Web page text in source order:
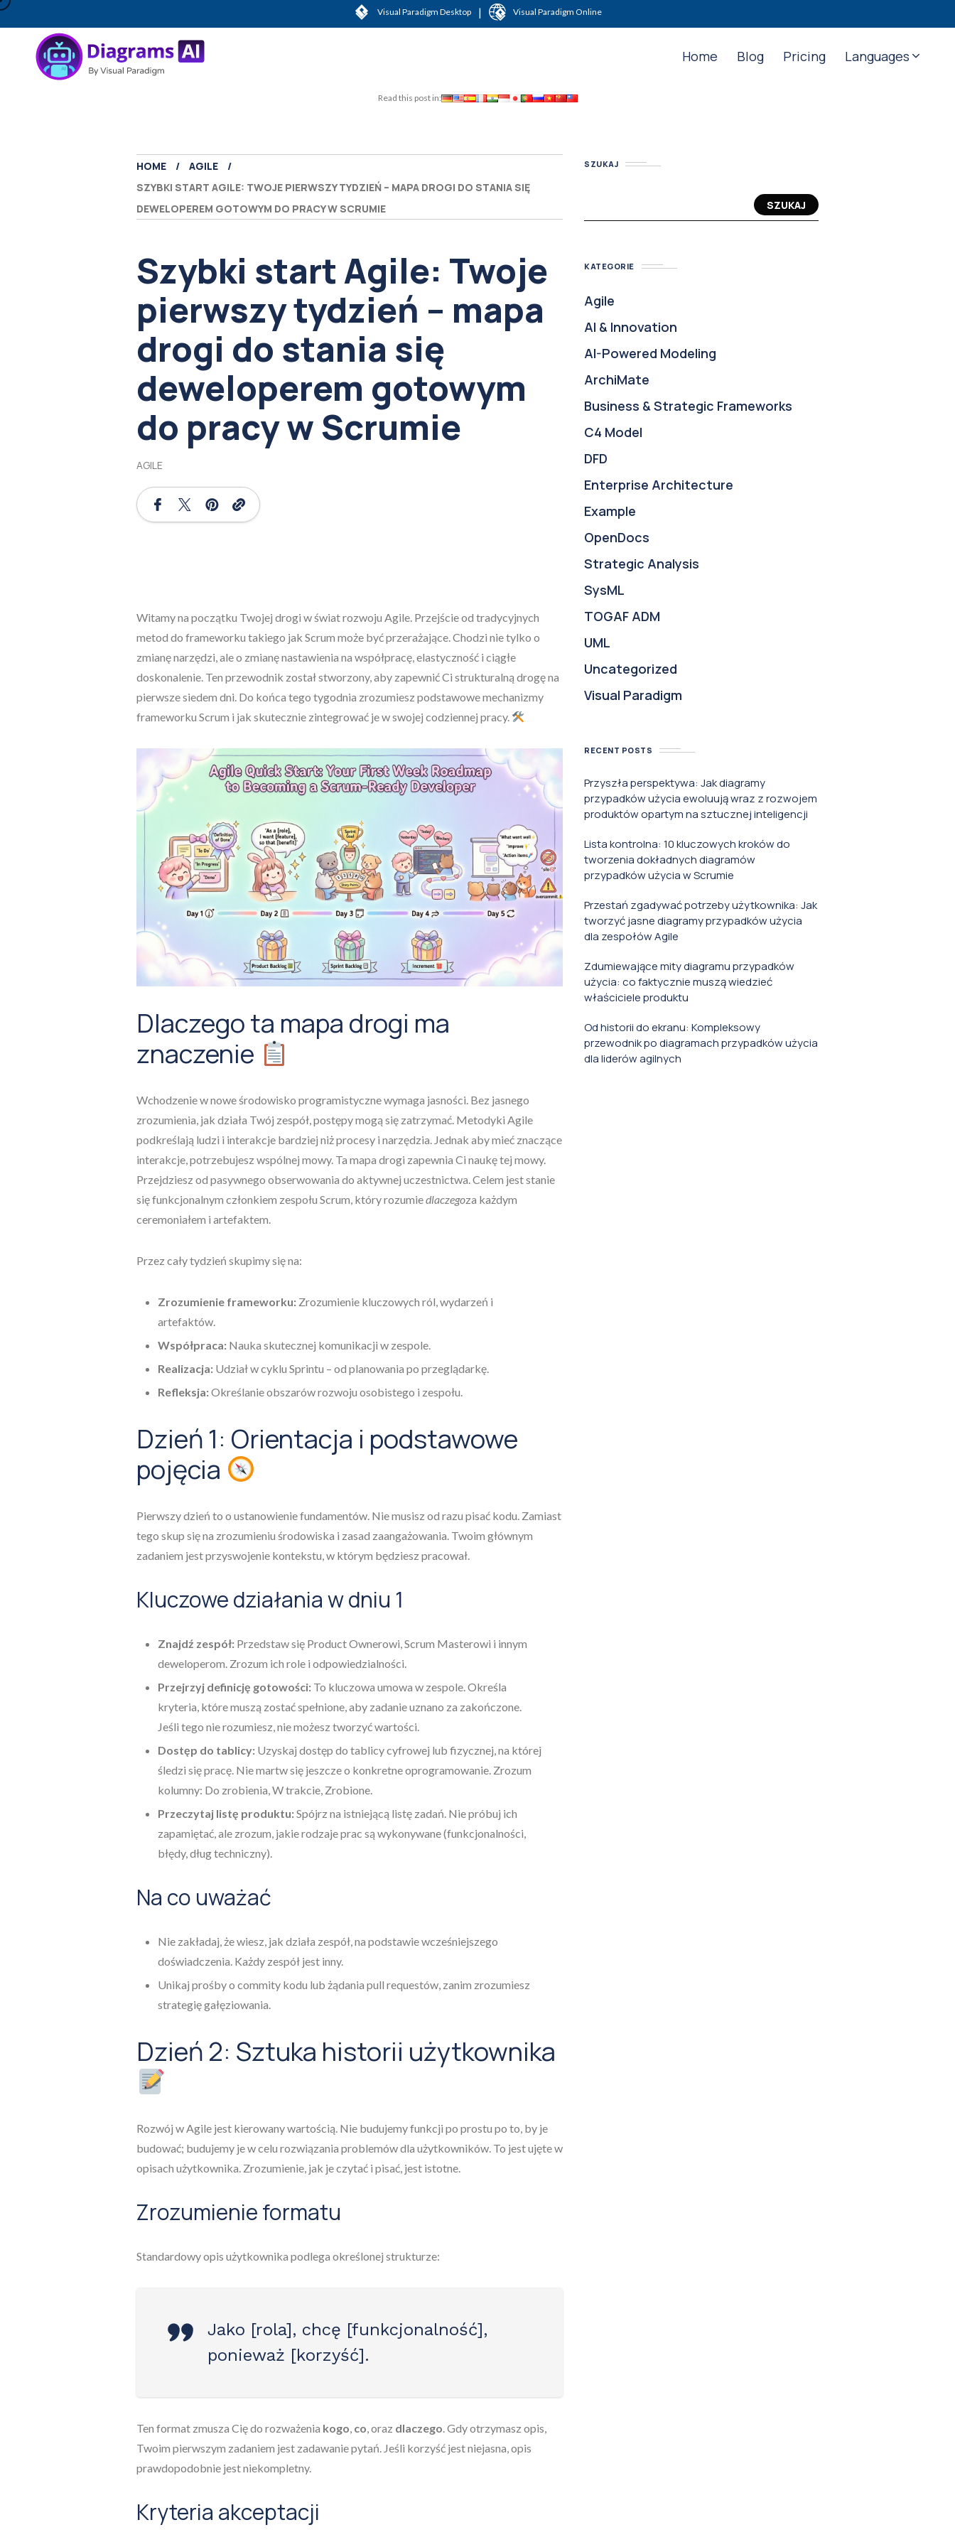
Visual Paradigm Desktop | Visual Paradigm Online
Home Blog Pricing Languages
Read this post in:
HOME
AGILE
SZYBKI START AGILE: TWOJE PIERWSZY TYDZIEŃ – MAPA DROGI DO STANIA SIĘ
DEWELOPEREM GOTOWYM DO PRACY W SCRUMIE
Szybki start Agile: Twoje
pierwszy tydzień – mapa
drogi do stania się
deweloperem gotowym
do pracy w Scrumie
AGILE
Witamy na początku Twojej drogi w świat rozwoju Agile. Przejście od tradycyjnych
metod do frameworku takiego jak Scrum może być przerażające. Chodzi nie tylko o
zmianę narzędzi, ale o zmianę nastawienia na współpracę, elastyczność i ciągłe
doskonalenie. Ten przewodnik został stworzony, aby zapewnić Ci strukturalną drogę na
pierwsze siedem dni. Do końca tego tygodnia zrozumiesz podstawowe mechanizmy
frameworku Scrum i jak skutecznie zintegrować je w swojej codziennej pracy.
Dlaczego ta mapa drogi ma
znaczenie
Wchodzenie w nowe środowisko programistyczne wymaga jasności. Bez jasnego
zrozumienia, jak działa Twój zespół, postępy mogą się zatrzymać. Metodyki Agile
podkreślają ludzi i interakcje bardziej niż procesy i narzędzia. Jednak aby mieć znaczące
interakcje, potrzebujesz wspólnej mowy. Ta mapa drogi zapewnia Ci naukę tej mowy.
Przejdziesz od pasywnego obserwowania do aktywnej uczestnictwa. Celem jest stanie
się funkcjonalnym członkiem zespołu Scrum, który rozumiedlaczegoza każdym
ceremoniałem i artefaktem.
Przez cały tydzień skupimy się na:
Zrozumienie frameworku: Zrozumienie kluczowych ról, wydarzeń i
artefaktów.
Współpraca: Nauka skutecznej komunikacji w zespole.
Realizacja: Udział w cyklu Sprintu – od planowania po przeglądarkę.
Refleksja:Określanie obszarów rozwoju osobistego i zespołu.
Dzień 1: Orientacja i podstawowe
pojęcia
Pierwszy dzień to o ustanowienie fundamentów. Nie musisz od razu pisać kodu. Zamiast
tego skup się na zrozumieniu środowiska i zasad zaangażowania. Twoim głównym
zadaniem jest przyswojenie kontekstu, w którym będziesz pracował.
Kluczowe działania w dniu 1
Znajdź zespół: Przedstaw się Product Ownerowi, Scrum Masterowi i innym
deweloperom. Zrozum ich role i odpowiedzialności.
Przejrzyj definicję gotowości: To kluczowa umowa w zespole. Określa
kryteria, które muszą zostać spełnione, aby zadanie uznano za zakończone.
Jeśli tego nie rozumiesz, nie możesz tworzyć wartości.
Dostęp do tablicy: Uzyskaj dostęp do tablicy cyfrowej lub fizycznej, na której
śledzi się pracę. Nie martw się jeszcze o konkretne oprogramowanie. Zrozum
kolumny: Do zrobienia, W trakcie, Zrobione.
Przeczytaj listę produktu:Spójrz na istniejącą listę zadań. Nie próbuj ich
zapamiętać, ale zrozum, jakie rodzaje prac są wykonywane (funkcjonalności,
błędy, dług techniczny).
Na co uważać
Nie zakładaj, że wiesz, jak działa zespół, na podstawie wcześniejszego
doświadczenia. Każdy zespół jest inny.
Unikaj prośby o commity kodu lub żądania pull requestów, zanim zrozumiesz
strategię gałęziowania.
Dzień 2: Sztuka historii użytkownika
Rozwój w Agile jest kierowany wartością. Nie budujemy funkcji po prostu po to, by je
budować; budujemy je w celu rozwiązania problemów dla użytkowników. To jest ujęte w
opisach użytkownika. Zrozumienie, jak je czytać i pisać, jest istotne.
Zrozumienie formatu
Standardowy opis użytkownika podlega określonej strukturze:
Jako [rola], chcę [funkcjonalność],
ponieważ [korzyść].
Ten format zmusza Cię do rozważenia kogo, co, oraz dlaczego. Gdy otrzymasz opis,
Twoim pierwszym zadaniem jest zadawanie pytań. Jeśli korzyść jest niejasna, opis
prawdopodobnie jest niekompletny.
Kryteria akceptacji
SZUKAJ
SZUKAJ
KATEGORIE
Agile
AI & Innovation
AI-Powered Modeling
ArchiMate
Business & Strategic Frameworks
C4 Model
DFD
Enterprise Architecture
Example
OpenDocs
Strategic Analysis
SysML
TOGAF ADM
UML
Uncategorized
Visual Paradigm
RECENT POSTS
Przyszła perspektywa: Jak diagramy
przypadków użycia ewoluują wraz z rozwojem
produktów opartym na sztucznej inteligencji
Lista kontrolna: 10 kluczowych kroków do
tworzenia dokładnych diagramów
przypadków użycia w Scrumie
Przestań zgadywać potrzeby użytkownika: Jak
tworzyć jasne diagramy przypadków użycia
dla zespołów Agile
Zdumiewające mity diagramu przypadków
użycia: co faktycznie muszą wiedzieć
właściciele produktu
Od historii do ekranu: Kompleksowy
przewodnik po diagramach przypadków użycia
dla liderów agilnych